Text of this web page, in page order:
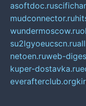
asoftdoc.ru
mudconnector.ru
wundermoscow.ru
su2lgyoeucscn.ru
netoen.ruweb-
kuper-dostavka.ru
everafterclub.org